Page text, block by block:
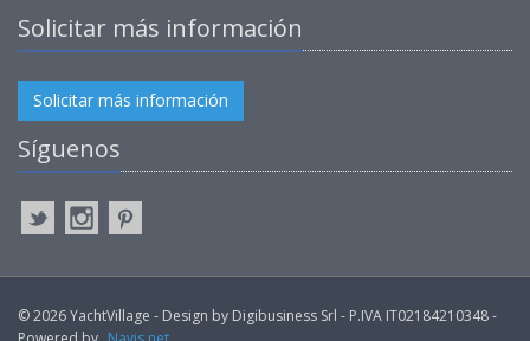
Solicitar más información
Solicitar más información
Síguenos
© 2026 YachtVillage - Design by Digibusiness Srl - P.IVA IT02184210348 -